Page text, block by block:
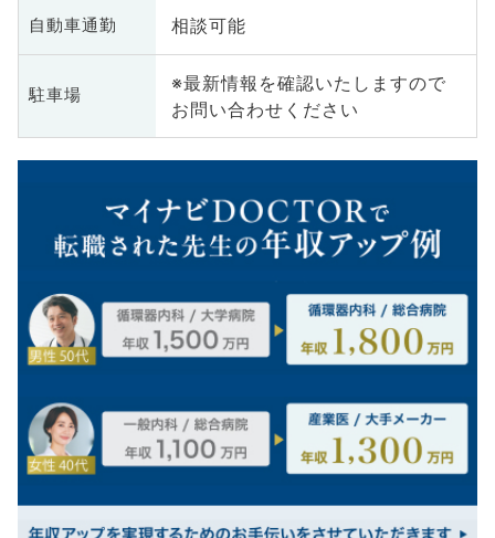
自動車通勤 相談可能
駐車場
※最新情報を確認いたしますので
お問い合わせください